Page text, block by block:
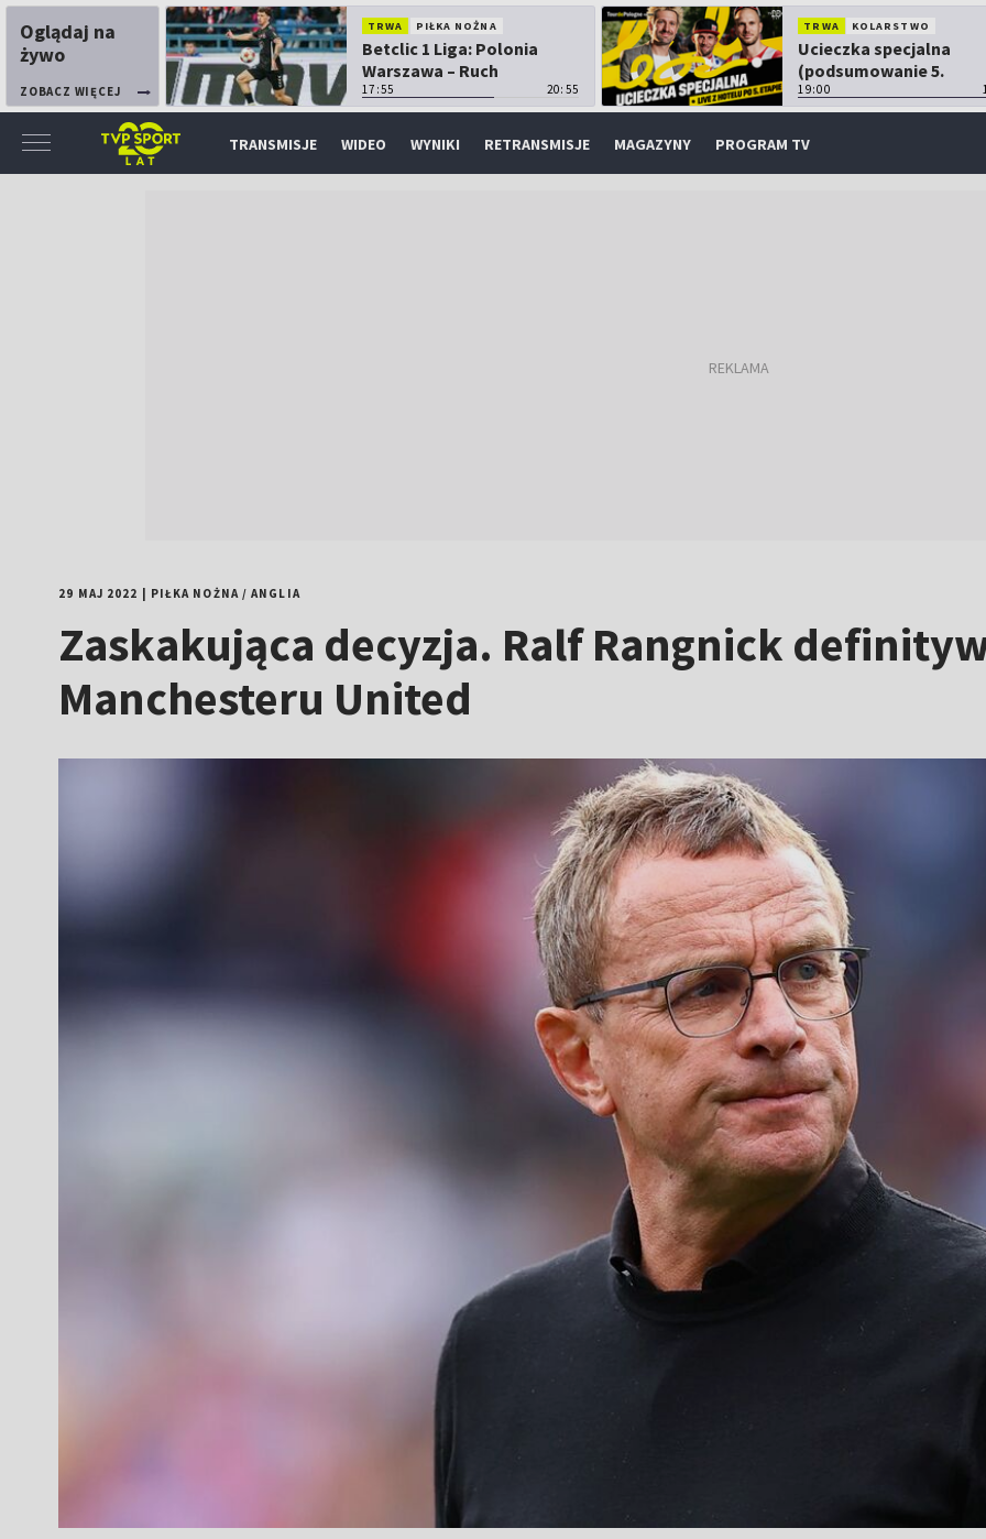
Oglądaj na
żywo
ZOBACZ WIĘCEJ
TRWA PIŁKA NOŻNA
Betclic 1 Liga: Polonia
Warszawa – Ruch
Chorzów
17:55 20:55
TRWA KOLARSTWO
Ucieczka specjalna
(podsumowanie 5.
etapu TdP)
19:00
TRANSMISJE WIDEO WYNIKI RETRANSMISJE MAGAZYNY PROGRAM TV
29 MAJ 2022 PIŁKA NOŻNA/ANGLIA
Zaskakująca decyzja. Ralf Rangnick
Manchesteru United